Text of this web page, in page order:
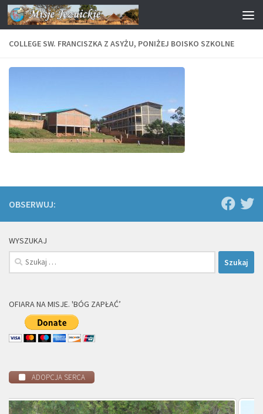
Przejdź do treści
COLLEGE SW. FRANCISZKA Z ASYŻU, PONIŻEJ BOISKO SZKOLNE
OBSERWUJ:
WYSZUKAJ
Szukaj:
OFIARA NA MISJE. 'BÓG ZAPŁAĆ’
ADOPCJA SERCA